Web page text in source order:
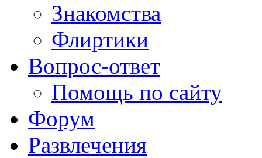
Знакомства
Флиртики
Вопрос-ответ
Помощь по сайту
Форум
Развлечения